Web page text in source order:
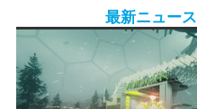
最新ニュース